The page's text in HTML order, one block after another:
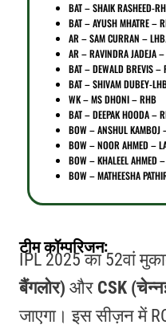
BAT – SHAIK RASHEED-
BAT – AYUSH MHATRE –
AR –SAM CURRAN –
AR – RAVINDRA JADEJA
BAT –DEWALD BREVIS –
BAT – SHIVAM DUBEY-
WK – MS DHONI – RHB
BAT– DEEPAK HOODA –
BOW – ANSHUL KAMBOJ
BOW – NOOR AHMED –
BOW – KHALEEL AHMED
BOW – MATHEESHA
टीम कॉम्परिजन:
IPL 2025 का 52वां
बैंगलोर) और CSK
जाएगा। इस सीज़न में